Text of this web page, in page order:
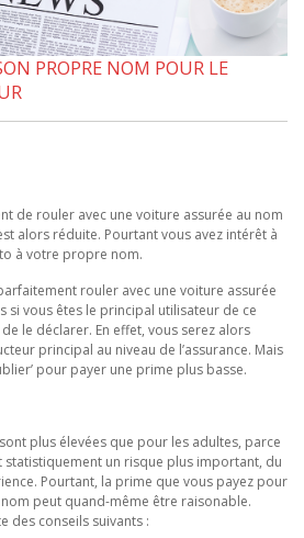
PROPRE NOM POUR LE
de rouler avec une voiture assurée au nom
alors réduite. Pourtant vous avez intérêt à
à votre propre nom.
rouler avec une voiture assurée
si vous êtes le principal utilisateur de ce
le déclarer. En effet, vous serez alors
principal au niveau de l’assurance. Mais
pour payer une prime plus basse.
plus élevées que pour les adultes, parce
statistiquement un risque plus important, du
Pourtant, la prime que vous payez pour
peut quand-même être raisonable.
des conseils suivants :